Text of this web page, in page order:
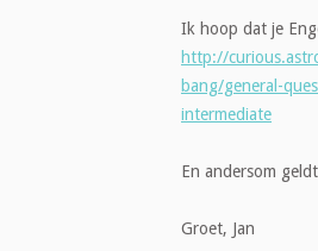
Ik hoop dat je
http://
bang/general-
intermediate
En andersom
Groet, Jan